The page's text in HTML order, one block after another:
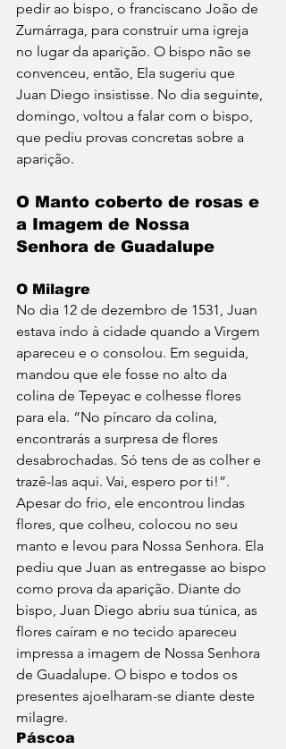
pedir ao bispo, o franciscano João de
Zumárraga, para construir uma igreja
no lugar da aparição. O bispo não se
convenceu, então, Ela sugeriu que
Juan Diego insistisse. No dia seguinte,
domingo, voltou a falar com o bispo,
que pediu provas concretas sobre a
aparição.
O Manto coberto de rosas e
a Imagem de Nossa
Senhora de Guadalupe
O Milagre
No dia 12 de dezembro de 1531, Juan
estava indo à cidade quando a Virgem
apareceu e o consolou. Em seguida,
mandou que ele fosse no alto da
colina de Tepeyac e colhesse flores
para ela. “No píncaro da colina,
encontrarás a surpresa de flores
desabrochadas. Só tens de as colher e
trazê-las aqui. Vai, espero por ti!”.
Apesar do frio, ele encontrou lindas
flores, que colheu, colocou no seu
manto e levou para Nossa Senhora. Ela
pediu que Juan as entregasse ao bispo
como prova da aparição. Diante do
bispo, Juan Diego abriu sua túnica, as
flores caíram e no tecido apareceu
impressa a imagem de Nossa Senhora
de Guadalupe. O bispo e todos os
presentes ajoelharam-se diante deste
milagre.
Páscoa